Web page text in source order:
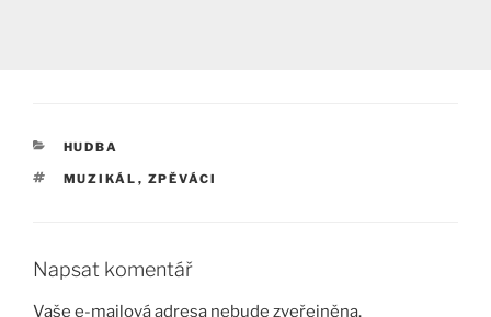
RUBRIKY
HUDBA
ŠTÍTKY
MUZIKÁL , ZPĚVÁCI
Napsat komentář
Vaše e-mailová adresa nebude zveřejněna.